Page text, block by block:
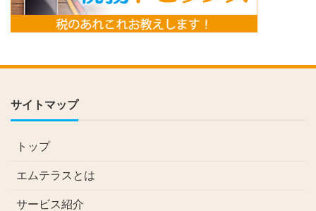
サイトマップ
トップ
エムテラスとは
サービス紹介